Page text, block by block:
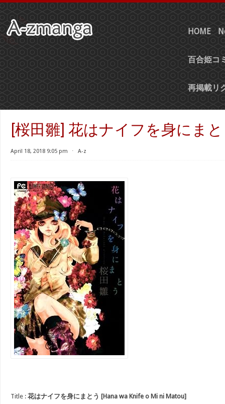
HOME
百合姫コ
再掲載リ
[桜田雛] 花はナイフを身にま
April 18, 2018 9:05 pm ⋅ A-z
Title : 花はナイフを身にまとう [Hana wa Knife o Mi ni Matou]